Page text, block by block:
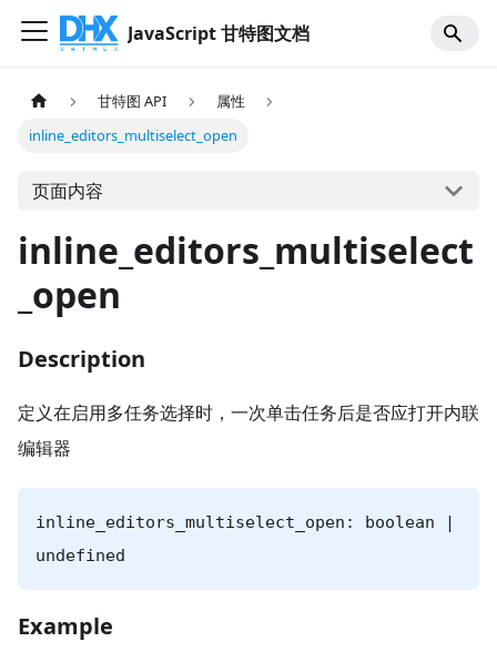
JavaScript 甘特图文档
甘特图 API
属性
inline_editors_multiselect_open
页面内容
inline_editors_multiselect
_open
Description
定义在启用多任务选择时，一次单击任务后是否应打开内联
编辑器
inline_editors_multiselect_open: boolean |
undefined
Example